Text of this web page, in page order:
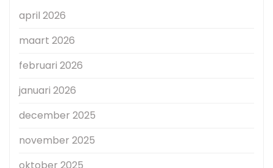
april 2026
maart 2026
februari 2026
januari 2026
december 2025
november 2025